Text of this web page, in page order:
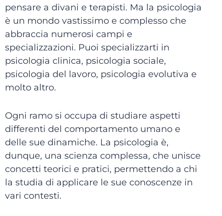
pensare a divani e terapisti. Ma la psicologia
è un mondo vastissimo e complesso che
abbraccia numerosi campi e
specializzazioni. Puoi specializzarti in
psicologia clinica, psicologia sociale,
psicologia del lavoro, psicologia evolutiva e
molto altro.
Ogni ramo si occupa di studiare aspetti
differenti del comportamento umano e
delle sue dinamiche. La psicologia è,
dunque, una scienza complessa, che unisce
concetti teorici e pratici, permettendo a chi
la studia di applicare le sue conoscenze in
vari contesti.